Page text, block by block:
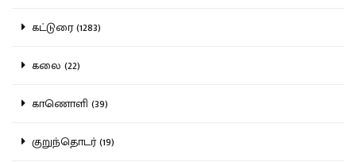
கட்டுரை (1283)
கலை (22)
காணொளி (39)
குறுந்தொடர் (19)